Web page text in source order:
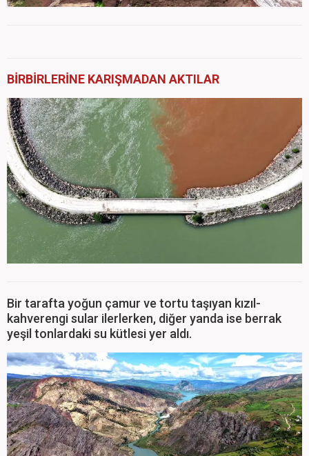
BİRBİRLERİNE KARIŞMADAN AKTILAR
Bir tarafta yoğun çamur ve tortu taşıyan kızıl-
kahverengi sular ilerlerken, diğer yanda ise berrak
yeşil tonlardaki su kütlesi yer aldı.